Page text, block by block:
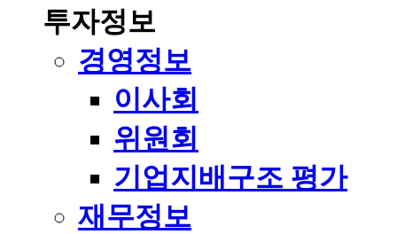
투자정보
경영정보
이사회
위원회
기업지배구조 평가
재무정보